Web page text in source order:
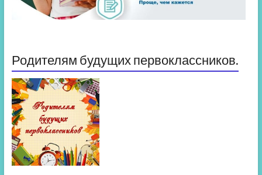
Родителям будущих первоклассников.